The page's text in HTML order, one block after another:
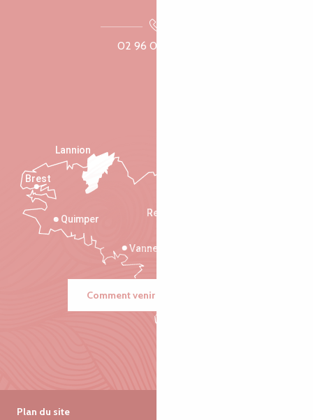
02 96 05 60 70
Rennes
Vannes
Quimper
Lannion
Brest
Comment venir ?
Plan du site